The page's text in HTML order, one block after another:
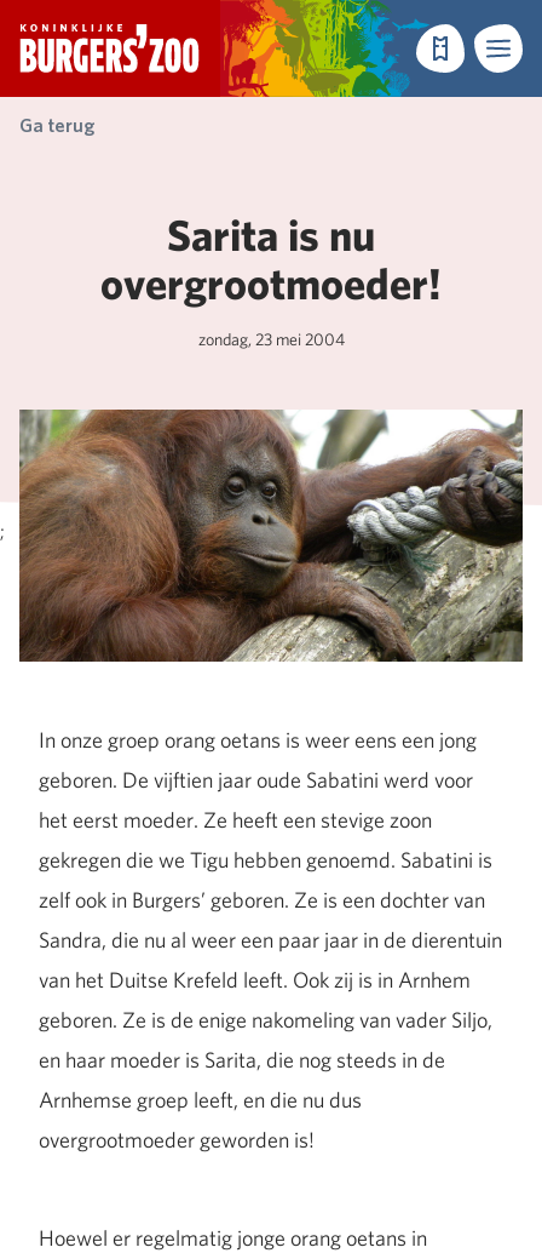
- Homepagina
TicketsMenu
Ga terug
;
Sarita is nu
overgrootmoeder!
zondag, 23 mei 2004
In onze groep orang oetans is weer eens een jong
geboren. De vijftien jaar oude Sabatini werd voor
het eerst moeder. Ze heeft een stevige zoon
gekregen die we Tigu hebben genoemd. Sabatini is
zelf ook in Burgers’ geboren. Ze is een dochter van
Sandra, die nu al weer een paar jaar in de dierentuin
van het Duitse Krefeld leeft. Ook zij is in Arnhem
geboren. Ze is de enige nakomeling van vader Siljo,
en haar moeder is Sarita, die nog steeds in de
Arnhemse groep leeft, en die nu dus
overgrootmoeder geworden is!
Hoewel er regelmatig jonge orang oetans in